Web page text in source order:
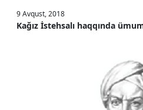
9 Avqust, 2018
Kağız İstehsalı haqqında